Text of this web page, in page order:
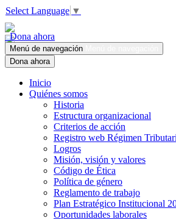
Select Language ▼
Dona ahora
Menú de navegación
Dona ahora
Inicio
Quiénes somos
Historia
Estructura organizacional
Criterios de acción
Registro web Régimen
Logros
Misión, visión y valores
Código de Ética
Política de género
Reglamento de trabajo
Plan Estratégico Institucional
Oportunidades laborales